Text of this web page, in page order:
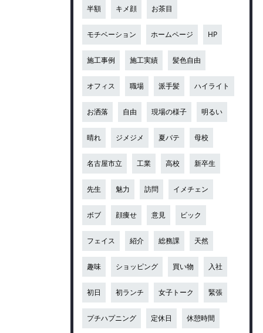
半額 キメ顔 お茶目
モチベーション ホームページ HP
施工事例 施工実績 髪色自由
オフィス 職場 派手髪 ハイライト
お洒落 自由 現場の様子 明るい
晴れ ジメジメ 夏バテ 母校
名古屋市立 工業 高校 新卒生
先生 魅力 訪問 イメチェン
ボブ 顔痩せ 意見 ビック
フェイス 紹介 総務課 天然
趣味 ショッピング 買い物 入社
初日 初ランチ 女子トーク 緊張
プチハプニング 定休日 休憩時間